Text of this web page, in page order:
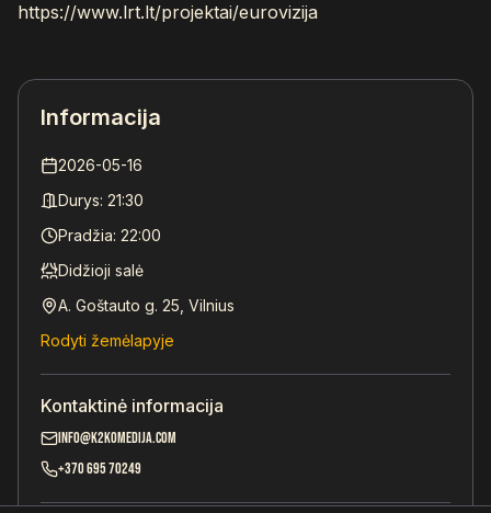
Informacija
2026-05-16
Durys: 21:30
Pradžia: 22:00
Didžioji salė
A. Goštauto g. 25, Vilnius
Rodyti žemėlapyje
Kontaktinė informacija
info@k2komedija.com
+370 695 70249
https://www.lrt.lt/projektai/eurovizija